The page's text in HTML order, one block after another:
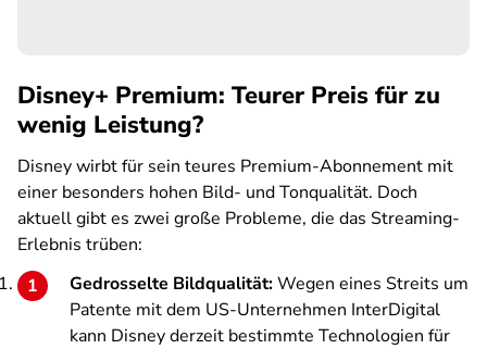
Disney+ Premium: Teurer Preis für zu
wenig Leistung?
Disney wirbt für sein teures Premium-Abonnement mit
einer besonders hohen Bild- und Tonqualität. Doch
aktuell gibt es zwei große Probleme, die das Streaming-
Erlebnis trüben:
Gedrosselte Bildqualität:Wegen eines Streits um
Patente mit dem US-Unternehmen InterDigital
kann Disney derzeit bestimmte Technologien für